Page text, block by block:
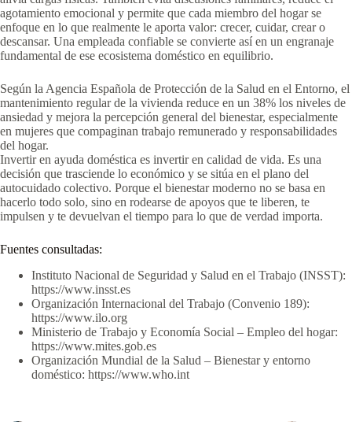
agotamiento emocional y permite que cada miembro del hogar se
enfoque en lo que realmente le aporta valor: crecer, cuidar, crear o
descansar. Una empleada confiable se convierte así en un engranaje
fundamental de ese ecosistema doméstico en equilibrio.
Según la Agencia Española de Protección de la Salud en el Entorno, el
mantenimiento regular de la vivienda reduce en un 38% los niveles de
ansiedad y mejora la percepción general del bienestar, especialmente
en mujeres que compaginan trabajo remunerado y responsabilidades
del hogar.
Invertir en ayuda doméstica es invertir en calidad de vida. Es una
decisión que trasciende lo económico y se sitúa en el plano del
autocuidado colectivo. Porque el bienestar moderno no se basa en
hacerlo todo solo, sino en rodearse de apoyos que te liberen, te
impulsen y te devuelvan el tiempo para lo que de verdad importa.
Fuentes consultadas:
Instituto Nacional de Seguridad y Salud en el Trabajo (INSST):
https://www.insst.es
Organización Internacional del Trabajo (Convenio 189):
https://www.ilo.org
Ministerio de Trabajo y Economía Social – Empleo del hogar:
https://www.mites.gob.es
Organización Mundial de la Salud – Bienestar y entorno
doméstico: https://www.who.int